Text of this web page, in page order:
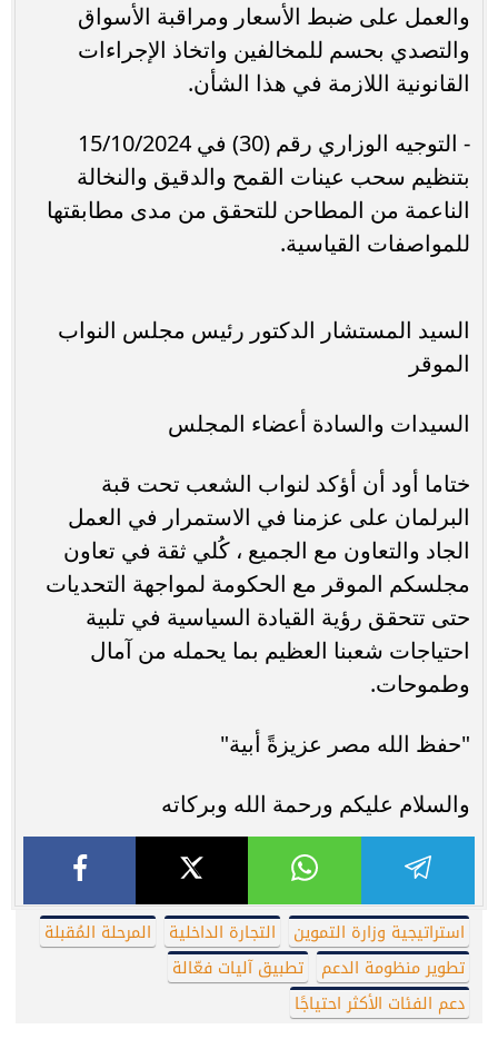
والعمل على ضبط الأسعار ومراقبة الأسواق
والتصدي بحسم للمخالفين واتخاذ الإجراءات
القانونية اللازمة في هذا الشأن.
- التوجيه الوزاري رقم (30) في 15/10/2024
بتنظيم سحب عينات القمح والدقيق والنخالة
الناعمة من المطاحن للتحقق من مدى مطابقتها
للمواصفات القياسية.
السيد المستشار الدكتور رئيس مجلس النواب
الموقر
السيدات والسادة أعضاء المجلس
ختاما أود أن أؤكد لنواب الشعب تحت قبة
البرلمان على عزمنا في الاستمرار في العمل
الجاد والتعاون مع الجميع ، كُلي ثقة في تعاون
مجلسكم الموقر مع الحكومة لمواجهة التحديات
حتى تتحقق رؤية القيادة السياسية في تلبية
احتياجات شعبنا العظيم بما يحمله من آمال
وطموحات.
"حفظ الله مصر عزيزةً أبية"
والسلام عليكم ورحمة الله وبركاته
استراتيجية وزارة التموين التجارة الداخلية
المرحلة المُقبلة
تطوير منظومة الدعم
تطبيق آليات فعّالة
دعم الفئات الأكثر احتياجًا